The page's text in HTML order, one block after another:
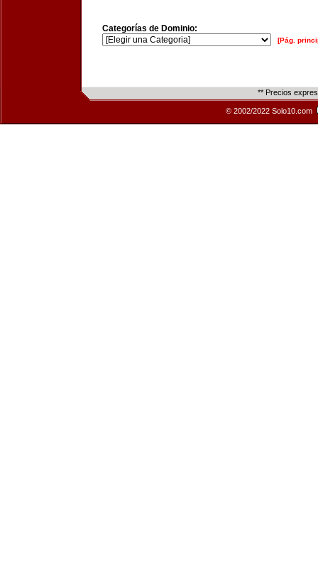
Categorías de Dominio:
[Pág.
** Precios
© 2002/2022 Solo10.com